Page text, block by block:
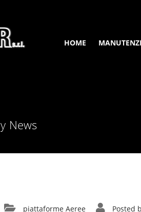
HOME
News
piattaforme Aeree Posted